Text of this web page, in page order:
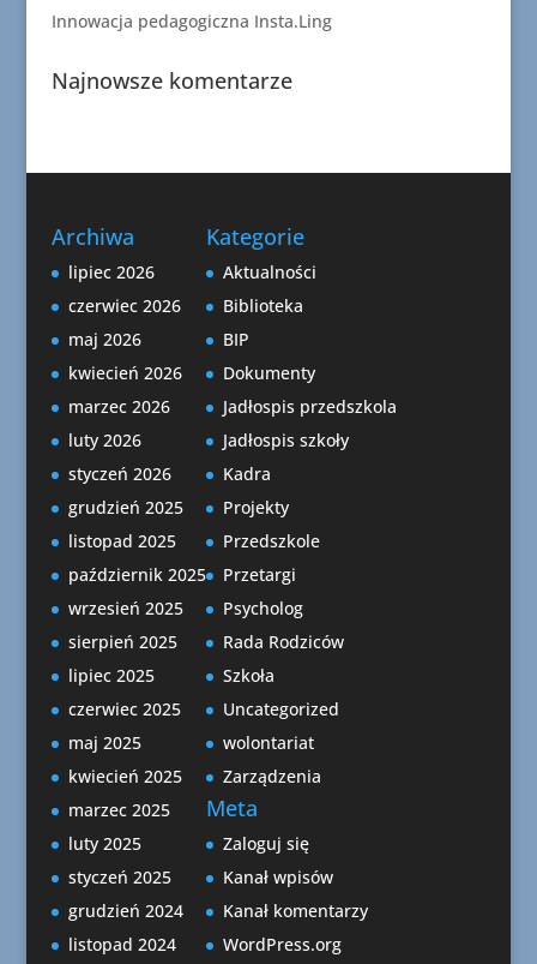
Innowacja pedagogiczna Insta.Ling
Najnowsze komentarze
Archiwa
lipiec 2026
czerwiec 2026
maj 2026
kwiecień 2026
marzec 2026
luty 2026
styczeń 2026
grudzień 2025
listopad 2025
październik 2025
wrzesień 2025
sierpień 2025
lipiec 2025
czerwiec 2025
maj 2025
kwiecień 2025
marzec 2025
luty 2025
styczeń 2025
grudzień 2024
listopad 2024
Kategorie
Aktualności
Biblioteka
BIP
Dokumenty
Jadłospis przedszkola
Jadłospis szkoły
Kadra
Projekty
Przedszkole
Przetargi
Psycholog
Rada Rodziców
Szkoła
Uncategorized
wolontariat
Zarządzenia
Meta
Zaloguj się
Kanał wpisów
Kanał komentarzy
WordPress.org